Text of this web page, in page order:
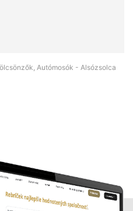
Autómosók - Alsózsolca